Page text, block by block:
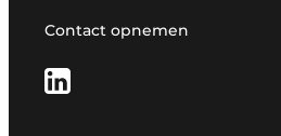
Contact opnemen